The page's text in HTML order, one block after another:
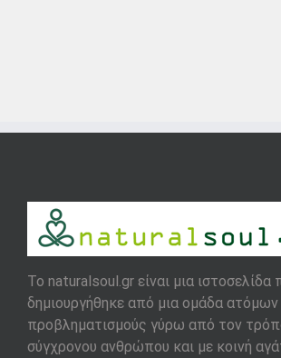
To naturalsoul.gr είναι μια ιστοσελίδα
δημιουργήθηκε από μια ομάδα ατόμων
προβληματισμούς γύρω από τον
σύγχρονου ανθρώπου και με κοινή